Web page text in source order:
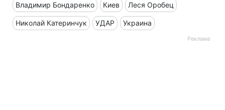
Владимир Бондаренко Киев Леся Оробец
Николай Катеринчук УДАР Украина